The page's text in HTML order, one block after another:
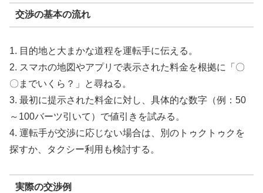
交渉の基本の流れ
1. 目的地と大まかな道程を運転手に伝える。
2. スマホの地図やアプリで表示された料金を根拠に「〇
〇までいくら？」と尋ねる。
3. 最初に提示された料金に対し、具体的な数字（例：50
～100バーツ引いて）で値引きを試みる。
4. 運転手が交渉に応じない場合は、別のトゥクトゥクを
探すか、タクシー利用も検討する。
実際の交渉例